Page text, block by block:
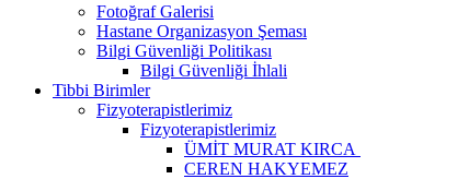
Fotoğraf Galerisi
Hastane Organizasyon Şeması
Bilgi Güvenliği Politikası
Bilgi Güvenliği İhlali
Tibbi Birimler
Fizyoterapistlerimiz
Fizyoterapistlerimiz
ÜMİT MURAT KIRCA
CEREN HAKYEMEZ